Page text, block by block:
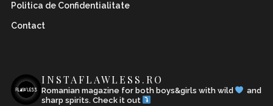
Politica de Confidentialitate
Contact
INSTAFLAWLESS.RO
Romanian magazine for both boys&girls with wild
and
sharp spirits. Check it out